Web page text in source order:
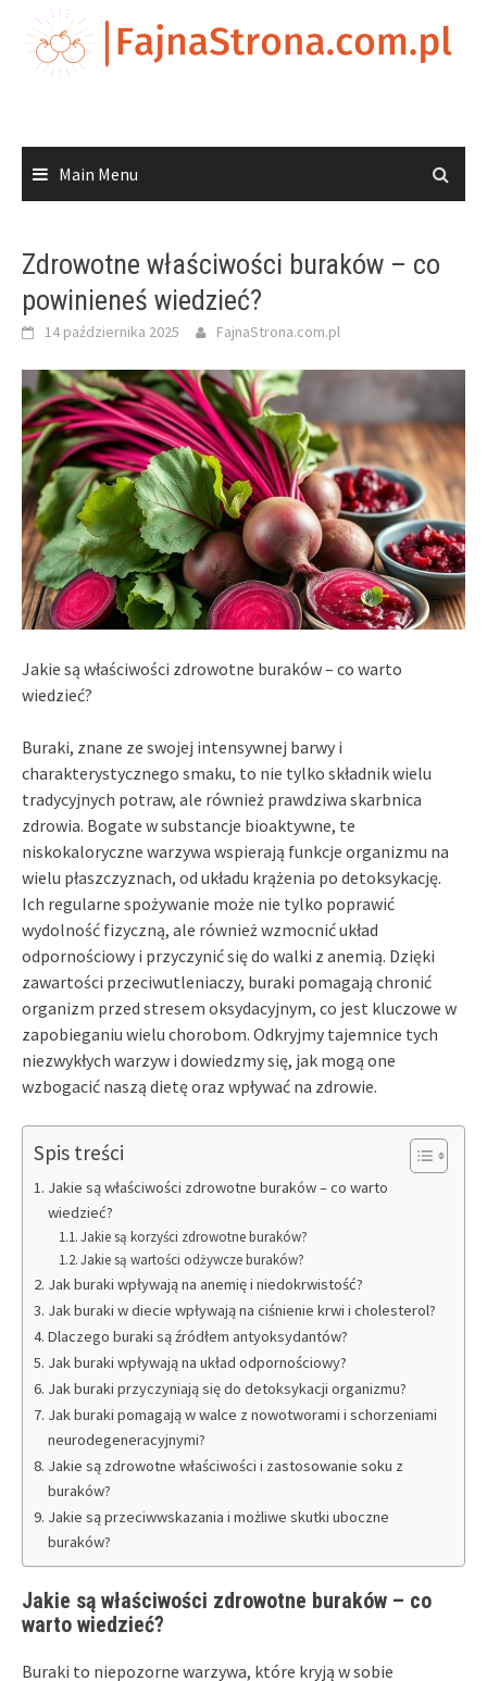
content
Main Menu
Zdrowotne właściwości buraków – co
powinieneś wiedzieć?
14 października 2025 FajnaStrona.com.pl
Jakie są właściwości zdrowotne buraków – co warto
wiedzieć?
Buraki, znane ze swojej intensywnej barwy i
charakterystycznego smaku, to nie tylko składnik wielu
tradycyjnych potraw, ale również prawdziwa skarbnica
zdrowia. Bogate w substancje bioaktywne, te
niskokaloryczne warzywa wspierają funkcje organizmu na
wielu płaszczyznach, od układu krążenia po detoksykację.
Ich regularne spożywanie może nie tylko poprawić
wydolność fizyczną, ale również wzmocnić układ
odpornościowy i przyczynić się do walki z anemią. Dzięki
zawartości przeciwutleniaczy, buraki pomagają chronić
organizm przed stresem oksydacyjnym, co jest kluczowe w
zapobieganiu wielu chorobom. Odkryjmy tajemnice tych
niezwykłych warzyw i dowiedzmy się, jak mogą one
wzbogacić naszą dietę oraz wpływać na zdrowie.
Spis treści
Jakie są właściwości zdrowotne buraków – co warto
wiedzieć?
Jakie są korzyści zdrowotne buraków?
Jakie są wartości odżywcze buraków?
Jak buraki wpływają na anemię i niedokrwistość?
Jak buraki w diecie wpływają na ciśnienie krwi i cholesterol?
Dlaczego buraki są źródłem antyoksydantów?
Jak buraki wpływają na układ odpornościowy?
Jak buraki przyczyniają się do detoksykacji organizmu?
Jak buraki pomagają w walce z nowotworami i schorzeniami
neurodegeneracyjnymi?
Jakie są zdrowotne właściwości i zastosowanie soku z
buraków?
Jakie są przeciwwskazania i możliwe skutki uboczne
buraków?
Jakie są właściwości zdrowotne buraków – co
warto wiedzieć?
Buraki to niepozorne warzywa, które kryją w sobie